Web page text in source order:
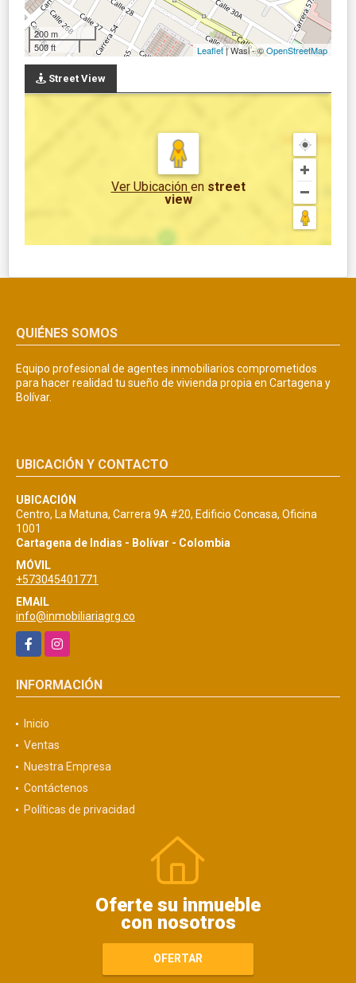
200 m
500 ft
Leaflet| Wasi - ©OpenStreetMap
Street View
Ver Ubicación en street
view
QUIÉNES SOMOS
Equipo profesional de agentes inmobiliarios comprometidos
para hacer realidad tu sueño de vivienda propia en Cartagena y
Bolívar.
UBICACIÓN Y CONTACTO
UBICACIÓN
Centro, La Matuna, Carrera 9A #20, Edificio Concasa, Oficina
1001
Cartagena de Indias - Bolívar - Colombia
MÓVIL
+573045401771
EMAIL
info@inmobiliariagrg.co
FacebookInstagram
INFORMACIÓN
Inicio
Ventas
Nuestra Empresa
Contáctenos
Políticas de privacidad
Oferte su inmueble
con nosotros
OFERTAR